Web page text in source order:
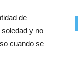
de
y no
cuando se